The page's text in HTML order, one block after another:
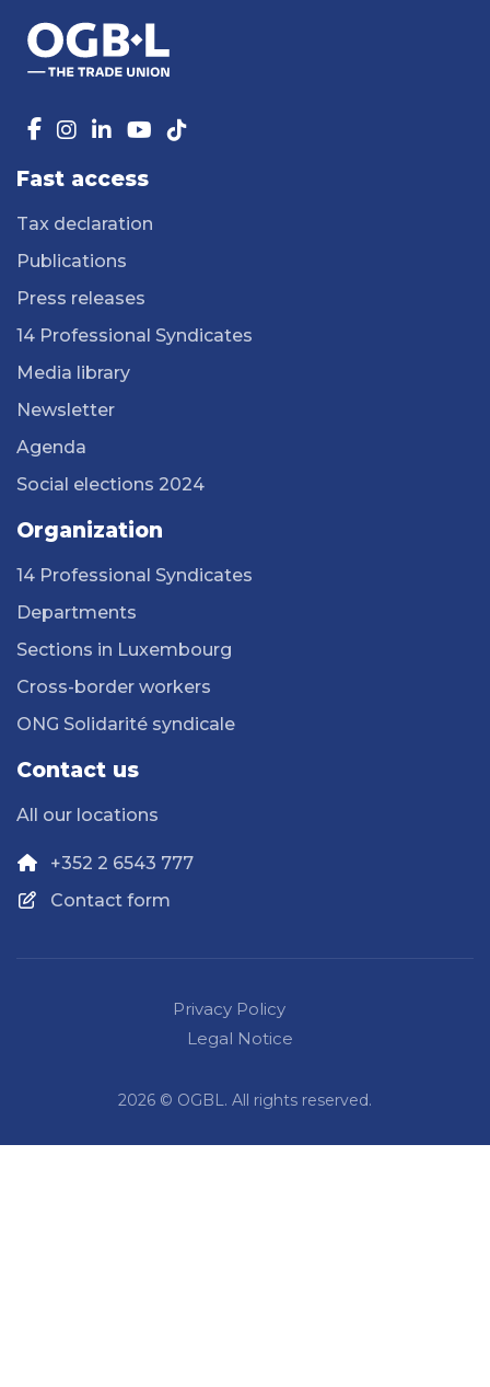
Fast access
Tax declaration
Publications
Press releases
14 Professional Syndicates
Media library
Newsletter
Agenda
Social elections 2024
Organization
14 Professional Syndicates
Departments
Sections in Luxembourg
Cross-border workers
ONG Solidarité syndicale
Contact us
All our locations
+352 2 6543 777
Contact form
Privacy Policy
Legal Notice
2026 © OGBL. All rights reserved.